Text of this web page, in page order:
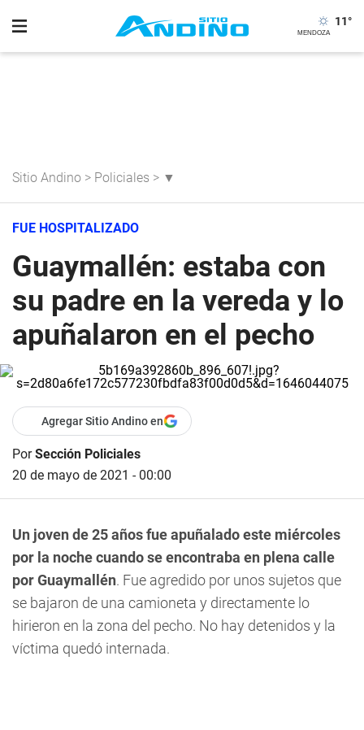
11°
Sitio Andino > Policiales > ▼
FUE HOSPITALIZADO
Guaymallén: estaba con
su padre en la vereda y lo
apuñalaron en el pecho
Agregar Sitio Andino en
PorSección Policiales
20 de mayo de 2021 - 00:00
Un joven de 25 años fue apuñalado este miércoles
por la noche cuando se encontraba en plena calle
por Guaymallén. Fue agredido por unos sujetos que
se bajaron de una camioneta y directamente lo
hirieron en la zona del pecho. No hay detenidos y la
víctima quedó internada.